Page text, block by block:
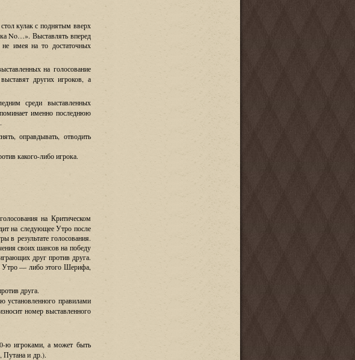
кулак с поднятым вверх
No…». Выставлять вперед
не имея на то достаточных
на голосование
других игроков, а
среди выставленных
именно последнюю
.
,оправдывать, отводить
какого-либо игрока.
на Критическом
на следующее Утро после
в результате голосования.
своих шансов на победу
друг против друга.
Утро— либо этого Шерифа,
друга.
установленного правилами
номер выставленного
ю игроками, а может быть
, Путана и др.).